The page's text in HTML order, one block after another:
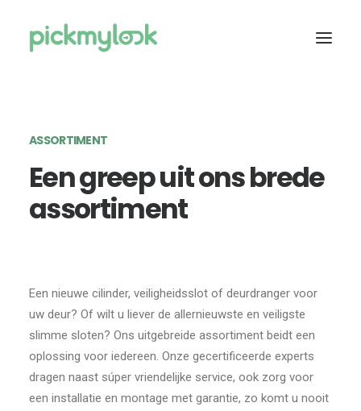
SERVICES
TARIEVEN
ASSORTIMENT
ASSORTIMENT
Een greep uit ons brede
assortiment
Een nieuwe cilinder, veiligheidsslot of deurdranger voor
uw deur? Of wilt u liever de allernieuwste en veiligste
slimme sloten? Ons uitgebreide assortiment beidt een
oplossing voor iedereen. Onze gecertificeerde experts
dragen naast súper vriendelijke service, ook zorg voor
een installatie en montage met garantie, zo komt u nooit